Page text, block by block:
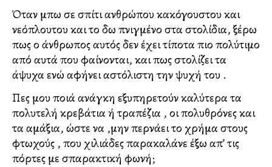
Όταν μπω σε σπίτι ανθρώπου κακόγουστου και
νεόπλουτου και το δω πνιγμένο στα στολίδια, ξέρω
πως ο άνθρωπος αυτός δεν έχει τίποτα πιο πολύτιμο
από αυτά που φαίνονται, και πως στολίζει τα
άψυχα ενώ αφήνει αστόλιστη την ψυχή του .
Πες μου ποιά ανάγκη εξυπηρετούν καλύτερα τα
πολυτελή κρεβάτια ή τραπέζια , οι πολυθρόνες και
τα αμάξια, ώστε να ,μην περνάει το χρήμα στους
φτωχούς , που χιλιάδες παρακαλάνε έξω απ’ τις
πόρτες με σπαρακτική φωνή;